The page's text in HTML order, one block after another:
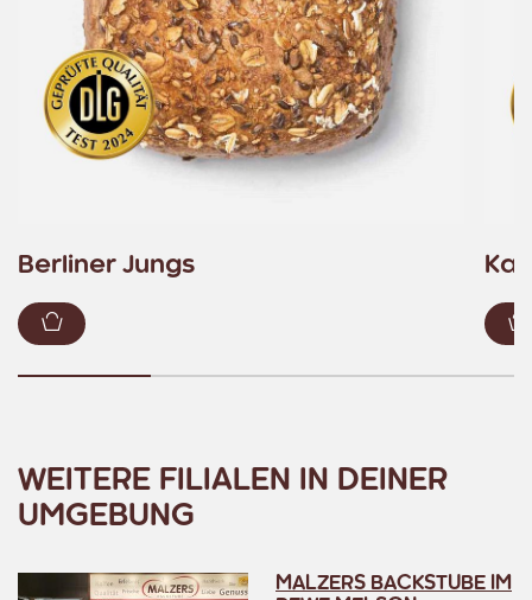
Berliner Jungs
Zum Warenkorb hinzufügen
WEITERE FILIALEN IN DEINER
UMGEBUNG
MALZERS BACKSTUBE IM